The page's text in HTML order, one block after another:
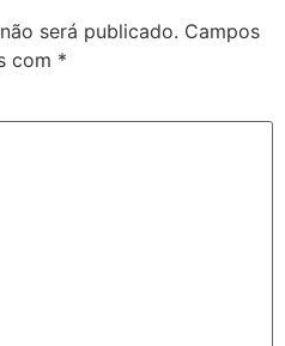
será publicado. Campos
com *